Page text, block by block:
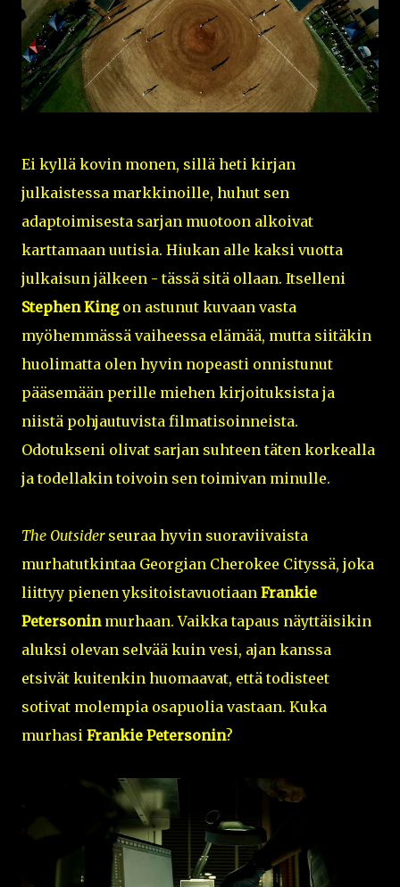
Ei kyllä kovin monen, sillä heti kirjan
julkaistessa markkinoille, huhut sen
adaptoimisesta sarjan muotoon alkoivat
karttamaan uutisia. Hiukan alle kaksi vuotta
julkaisun jälkeen - tässä sitä ollaan. Itselleni
Stephen Kingon astunut kuvaan vasta
myöhemmässä vaiheessa elämää, mutta siitäkin
huolimatta olen hyvin nopeasti onnistunut
pääsemään perille miehen kirjoituksista ja
niistä pohjautuvista filmatisoinneista.
Odotukseni olivat sarjan suhteen täten korkealla
ja todellakin toivoin sen toimivan minulle.
The Outsiderseuraa hyvin suoraviivaista
murhatutkintaa Georgian Cherokee Cityssä, joka
liittyy pienen yksitoistavuotiaan Frankie
Petersoninmurhaan. Vaikka tapaus näyttäisikin
aluksi olevan selvää kuin vesi, ajan kanssa
etsivät kuitenkin huomaavat, että todisteet
sotivat molempia osapuolia vastaan. Kuka
murhasi Frankie Petersonin?